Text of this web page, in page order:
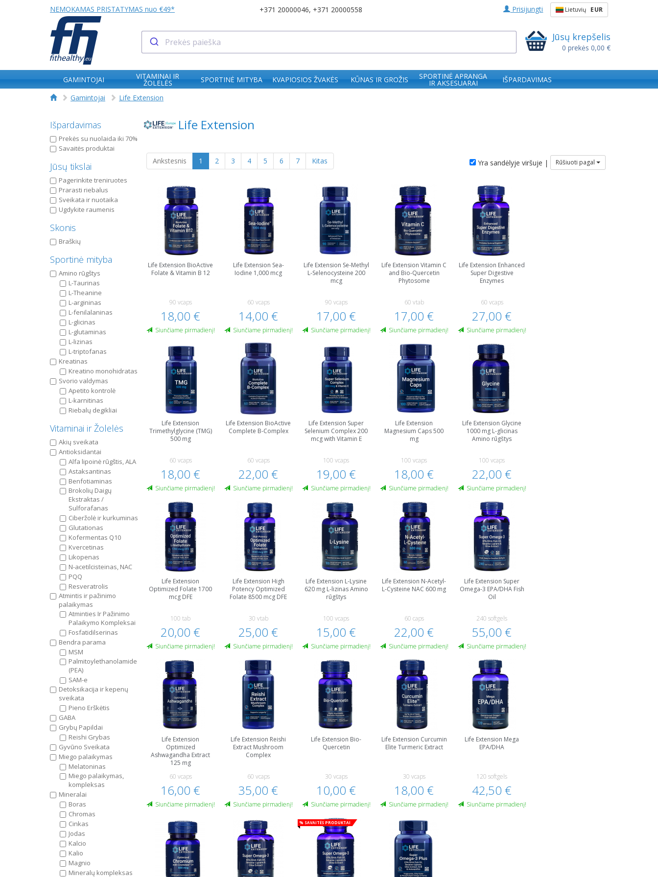
NEMOKAMAS PRISTATYMAS nuo €49* +371 20000046, +371 20000558 Prisijungti Lietuvių EUR
Jūsų krepšelis
0 prekės 0,00 €
GAMINTOJAI VITAMINAI IR
ŽOLELĖS SPORTINĖ MITYBA KVAPIOSIOS ŽVAKĖS KŪNAS IR GROŽIS SPORTINĖ APRANGA
IR AKSESUARAI
IŠPARDAVIMAS
Gamintojai
Life Extension
Išpardavimas
Prekės su nuolaida iki 70%
Savaitės produktai
Jūsų tikslai
Pagerinkite treniruotes
Prarasti riebalus
Sveikata ir nuotaika
Ugdykite raumenis
Skonis
Braškių
Sportinė mityba
Amino rūgštys
L-Taurinas
L-Theanine
L-argininas
L-fenilalaninas
L-glicinas
L-glutaminas
L-lizinas
L-triptofanas
Kreatinas
Kreatino monohidratas
Svorio valdymas
Apetito kontrolė
L-karnitinas
Riebalų degikliai
Vitaminai ir Žolelės
Akių sveikata
Antioksidantai
Alfa lipoinė rūgštis, ALA
Astaksantinas
Benfotiaminas
Brokolių Daigų
Ekstraktas /
Sulforafanas
Ciberžolė ir kurkuminas
Glutationas
Kofermentas Q10
Kvercetinas
Likopenas
N-acetilcisteinas, NAC
PQQ
Resveratrolis
Atmintis ir pažinimo
palaikymas
Atminties Ir Pažinimo
Palaikymo Kompleksai
Fosfatidilserinas
Bendra parama
MSM
Palmitoylethanolamide
(PEA)
SAM-e
Detoksikacija ir kepenų
sveikata
Pieno Erškėtis
GABA
Grybų Papildai
Reishi Grybas
Gyvūno Sveikata
Miego palaikymas
Melatoninas
Miego palaikymas,
kompleksas
Mineralai
Boras
Chromas
Cinkas
Jodas
Kalcio
Kalio
Magnio
Mineralų kompleksas
Life Extension
Ankstesnis 1 2 3 4 5 6 7 Kitas Yra sandėlyje viršuje | Rūšiuoti pagal
Life Extension BioActive
Folate & Vitamin B 12
90 vcaps
18,00 €
Siunčiame pirmadienį!
Life Extension Sea-
Iodine 1,000 mcg
60 vcaps
14,00 €
Siunčiame pirmadienį!
Life Extension Se-Methyl
L-Selenocysteine 200
mcg
90 vcaps
17,00 €
Siunčiame pirmadienį!
Life Extension Vitamin C
and Bio-Quercetin
Phytosome
60 vtab
17,00 €
Siunčiame pirmadienį!
Life Extension Enhanced
Super Digestive
Enzymes
60 vcaps
27,00 €
Siunčiame pirmadienį!
Life Extension
Trimethylglycine (TMG)
500 mg
60 vcaps
18,00 €
Siunčiame pirmadienį!
Life Extension BioActive
Complete B-Complex
60 vcaps
22,00 €
Siunčiame pirmadienį!
Life Extension Super
Selenium Complex 200
mcg with Vitamin E
100 vcaps
19,00 €
Siunčiame pirmadienį!
Life Extension
Magnesium Caps 500
mg
100 vcaps
18,00 €
Siunčiame pirmadienį!
Life Extension Glycine
1000 mg L-glicinas
Amino rūgštys
100 vcaps
22,00 €
Siunčiame pirmadienį!
Life Extension
Optimized Folate 1700
mcg DFE
100 tab
20,00 €
Siunčiame pirmadienį!
Life Extension High
Potency Optimized
Folate 8500 mcg DFE
30 vtab
25,00 €
Siunčiame pirmadienį!
Life Extension L-Lysine
620 mg L-lizinas Amino
rūgštys
100 vcaps
15,00 €
Siunčiame pirmadienį!
Life Extension N-Acetyl-
L-Cysteine NAC 600 mg
60 caps
22,00 €
Siunčiame pirmadienį!
Life Extension Super
Omega-3 EPA/DHA Fish
Oil
240 softgels
55,00 €
Siunčiame pirmadienį!
Life Extension
Optimized
Ashwagandha Extract
125 mg
60 vcaps
16,00 €
Siunčiame pirmadienį!
Life Extension Reishi
Extract Mushroom
Complex
60 vcaps
35,00 €
Siunčiame pirmadienį!
Life Extension Bio-
Quercetin
30 vcaps
10,00 €
Siunčiame pirmadienį!
Life Extension Curcumin
Elite Turmeric Extract
30 vcaps
18,00 €
Siunčiame pirmadienį!
Life Extension Mega
EPA/DHA
120 softgels
42,50 €
Siunčiame pirmadienį!
% Savaitės produktai